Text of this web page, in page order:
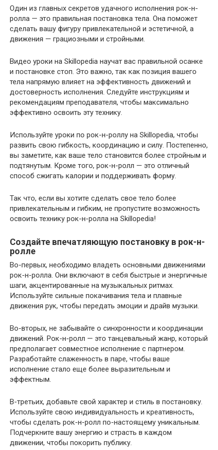
Один из главных секретов удачного исполнения рок-н-
ролла — это правильная постановка тела. Она поможет
сделать вашу фигуру привлекательной и эстетичной, а
движения — грациозными и стройными.
Видео уроки на Skillopedia научат вас правильной осанке
и постановке стоп. Это важно, так как позиция вашего
тела напрямую влияет на эффективность движений и
достоверность исполнения. Следуйте инструкциям и
рекомендациям преподавателя, чтобы максимально
эффективно освоить эту технику.
Используйте уроки по рок-н-роллу на Skillopedia, чтобы
развить свою гибкость, координацию и силу. Постепенно,
вы заметите, как ваше тело становится более стройным и
подтянутым. Кроме того, рок-н-ролл — это отличный
способ сжигать калории и поддерживать форму.
Так что, если вы хотите сделать свое тело более
привлекательным и гибким, не пропустите возможность
освоить технику рок-н-ролла на Skillopedia!
Создайте впечатляющую постановку в рок-н-
ролле
Во-первых, необходимо владеть основными движениями
рок-н-ролла. Они включают в себя быстрые и энергичные
шаги, акцентированные на музыкальных ритмах.
Используйте сильные покачивания тела и плавные
движения рук, чтобы передать эмоции и драйв музыки.
Во-вторых, не забывайте о синхронности и координации
движений. Рок-н-ролл — это танцевальный жанр, который
предполагает совместное исполнение с партнером.
Разработайте слаженность в паре, чтобы ваше
исполнение стало еще более выразительным и
эффектным.
В-третьих, добавьте свой характер и стиль в постановку.
Используйте свою индивидуальность и креативность,
чтобы сделать рок-н-ролл по-настоящему уникальным.
Подчеркните вашу энергию и страсть в каждом
движении, чтобы покорить публику.